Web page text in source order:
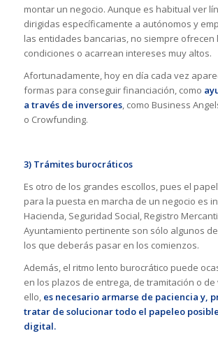
montar un negocio. Aunque es habitual ver
dirigidas específicamente a autónomos y
las entidades bancarias, no siempre ofrecen
condiciones o acarrean intereses muy altos.
Afortunadamente, hoy en día cada vez
formas para conseguir financiación, como
a través de inversores, como Business
o Crowfunding.
3) Trámites burocráticos
Es otro de los grandes escollos, pues el
para la puesta en marcha de un negocio es
Hacienda, Seguridad Social, Registro
Ayuntamiento pertinente son sólo algunos
los que deberás pasar en los comienzos.
Además, el ritmo lento burocrático puede
en los plazos de entrega, de tramitación o de
ello, es necesario armarse de paciencia y,
tratar de solucionar todo el papeleo
digital.